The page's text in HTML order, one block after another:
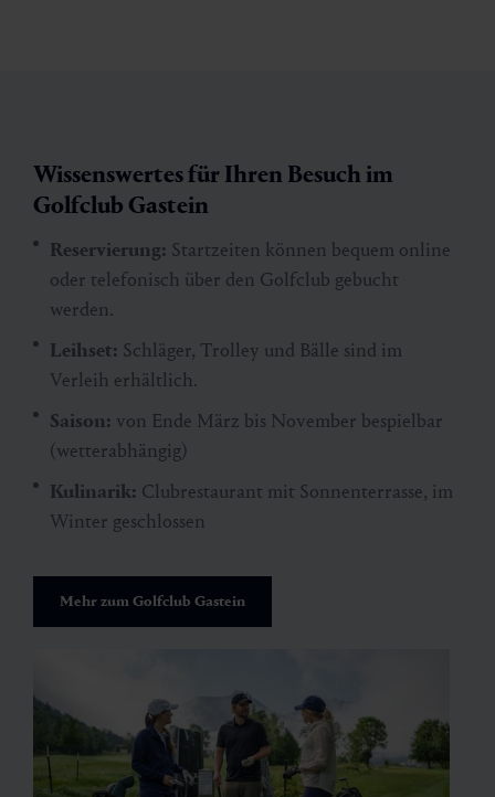
Wissenswertes für Ihren Besuch im
Golfclub Gastein
Reservierung: Startzeiten können bequem online
oder telefonisch über den Golfclub gebucht
werden.
Leihset: Schläger, Trolley und Bälle sind im
Verleih erhältlich.
Saison: von Ende März bis November bespielbar
(wetterabhängig)
Kulinarik: Clubrestaurant mit Sonnenterrasse, im
Winter geschlossen
Mehr zum Golfclub Gastein